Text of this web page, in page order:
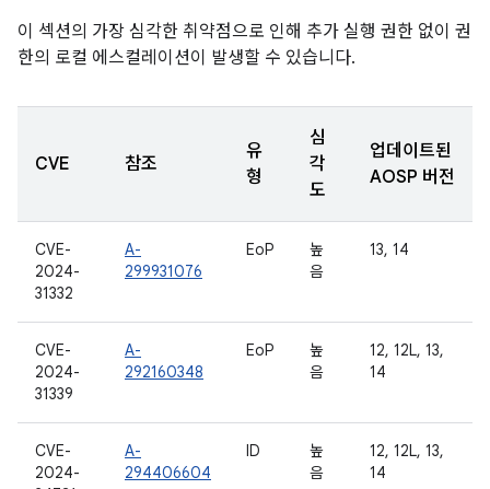
이 섹션의 가장 심각한 취약점으로 인해 추가 실행 권한 없이 권
한의 로컬 에스컬레이션이 발생할 수 있습니다.
CVE 참조
유
형
심
각
도
업데이트된
AOSP 버전
CVE-
2024-
31332
A-
299931076
EoP
높
음
13, 14
CVE-
2024-
31339
A-
292160348
EoP
높
음
12, 12L, 13,
14
CVE-
2024-
A-
294406604
ID
높
음
12, 12L, 13,
14